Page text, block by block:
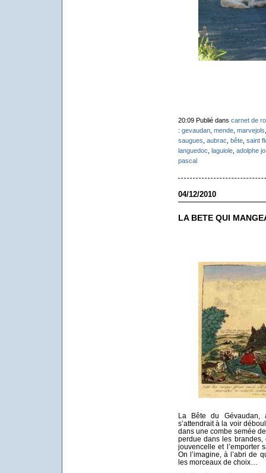
20:09 Publié dans carnet de
: gevaudan, mende, marvejols
saugues aubrac bête, saint
languedoc laguiole, adolphe
pascal
04/12/2010
LA BETE QUI
La Bête du Gévaudan,
s’attendrait à la voir
dans une combe semée
perdue dans les brandes,
jouvencelle et l’emporter
On l’imagine, à l’abri de
les morceaux de choix…